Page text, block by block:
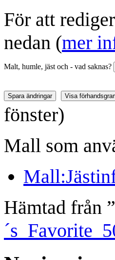
För att
nedan (mer
Malt, humle, jäst och - vad saknas?
fönster)
Mall som
Hämtad från ”